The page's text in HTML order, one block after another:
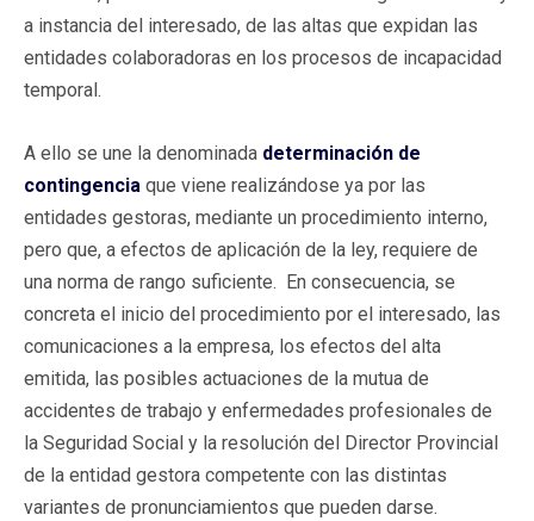
a instancia del interesado, de las altas que expidan las
entidades colaboradoras en los procesos de incapacidad
temporal.
A ello se une la denominada determinación de
contingencia que viene realizándose ya por las
entidades gestoras, mediante un procedimiento interno,
pero que, a efectos de aplicación de la ley, requiere de
una norma de rango suficiente. En consecuencia, se
concreta el inicio del procedimiento por el interesado, las
comunicaciones a la empresa, los efectos del alta
emitida, las posibles actuaciones de la mutua de
accidentes de trabajo y enfermedades profesionales de
la Seguridad Social y la resolución del Director Provincial
de la entidad gestora competente con las distintas
variantes de pronunciamientos que pueden darse.